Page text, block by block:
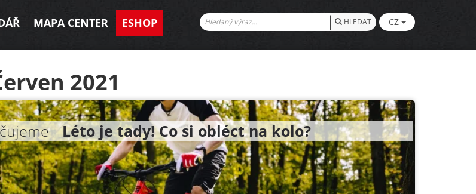
MAPA CENTER ESHOP HLEDAT CZ
2021
-Léto je tady! Co si obléct na kolo?